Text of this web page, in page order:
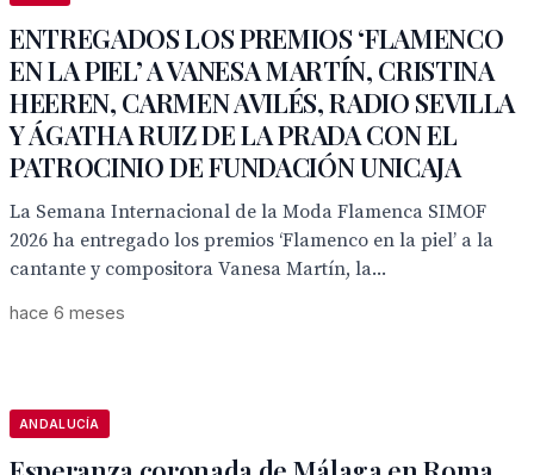
ENTREGADOS LOS PREMIOS ‘FLAMENCO
EN LA PIEL’ A VANESA MARTÍN, CRISTINA
HEEREN, CARMEN AVILÉS, RADIO SEVILLA
Y ÁGATHA RUIZ DE LA PRADA CON EL
PATROCINIO DE FUNDACIÓN UNICAJA
La Semana Internacional de la Moda Flamenca SIMOF
2026 ha entregado los premios ‘Flamenco en la piel’ a la
cantante y compositora Vanesa Martín, la...
hace 6 meses
ANDALUCÍA